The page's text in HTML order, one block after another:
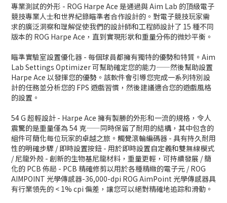
專業測試的外形 - ROG Harpe Ace 是通過與 Aim Lab 的頂級電子
競技專業人士和世界紀錄瞄準者合作設計的。對電子競技玩家需
求的廣泛洞察和理解促使我們的設計師和工程師設計了 15 種不同
版本的 ROG Harpe Ace，直到實現形狀和重量分佈的微妙平衡。
瞄準實驗室設置優化器 - 每個球員都擁有獨特的優勢和特質。Aim
Lab Settings Optimizer 可幫助確定您的能力——然後幫助設置
Harpe Ace 以發揮您的優勢。該軟件會引導您完成一系列特別設
計的任務並分析您的 FPS 遊戲習慣，然後建議適合您的遊戲風格
的設置。
54 G 超輕設計 - Harpe Ace 擁有製勝的外形和一流的規格，令人
震驚的是重量僅為 54 克——同時保留了耐用的結構，其中包含的
組件可簡化每位玩家的卓越之旅。觸覺滾輪編碼器 - 具有持久耐用
性的明確步驟 / 即時設置按鈕 - 用於即時設置自定義和雙無線模式
/ 尼龍外殼 - 創新的生物基尼龍材料，重量更輕，可持續發展 / 簡
化的 PCB 佈局 - PCB 精確修剪以用於各種精緻的電子元 / ROG
AIMPOINT 光學傳感器-36,000-dpi ROG AimPoint 光學傳感器具
有行業領先的 < 1% cpi 偏差，讓您可以絕對精確地追踪和滑動。